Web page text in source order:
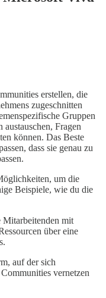
erstellen, die
zugeschnitten
Gruppen
austauschen, Fragen
können. Das Beste
dass sie genau zu
um die
Beispiele, wie du die
Mitarbeitenden mit
über eine
auf der sich
vernetzen